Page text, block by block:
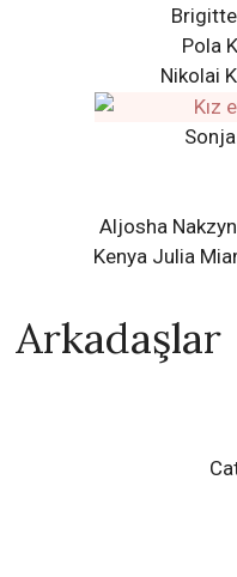
Pola
Nikolai
Aljosha
Kenya Julia
Arkadaşlar